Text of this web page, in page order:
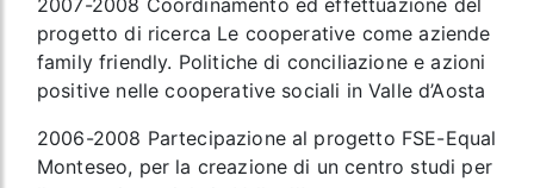
2007-2008 Coordinamento ed effettuazione del
progetto di ricerca Le cooperative come aziende
family friendly. Politiche di conciliazione e azioni
positive nelle cooperative sociali in Valle d’Aosta
2006-2008 Partecipazione al progetto FSE-Equal
Monteseo, per la creazione di un centro studi per